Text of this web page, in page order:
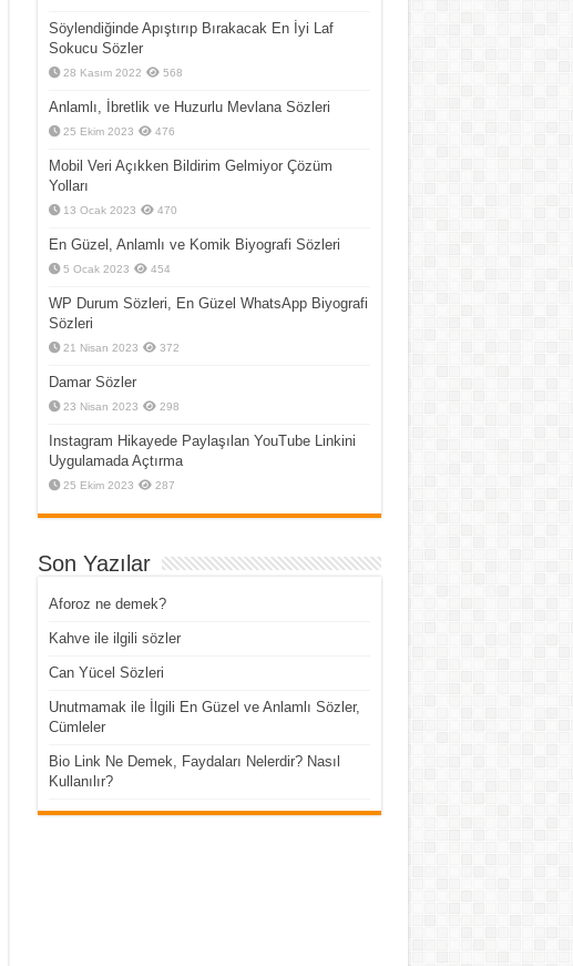
Söylendiğinde Apıştırıp Bırakacak En İyi Laf
Sokucu Sözler
28 Kasım 2022 568
Anlamlı, İbretlik ve Huzurlu Mevlana Sözleri
25 Ekim 2023 476
Mobil Veri Açıkken Bildirim Gelmiyor Çözüm
Yolları
13 Ocak 2023 470
En Güzel, Anlamlı ve Komik Biyografi Sözleri
5 Ocak 2023 454
WP Durum Sözleri, En Güzel WhatsApp Biyografi
Sözleri
21 Nisan 2023 372
Damar Sözler
23 Nisan 2023 298
Instagram Hikayede Paylaşılan YouTube Linkini
Uygulamada Açtırma
25 Ekim 2023 287
Son Yazılar
Aforoz ne demek?
Kahve ile ilgili sözler
Can Yücel Sözleri
Unutmamak ile İlgili En Güzel ve Anlamlı Sözler,
Cümleler
Bio Link Ne Demek, Faydaları Nelerdir? Nasıl
Kullanılır?